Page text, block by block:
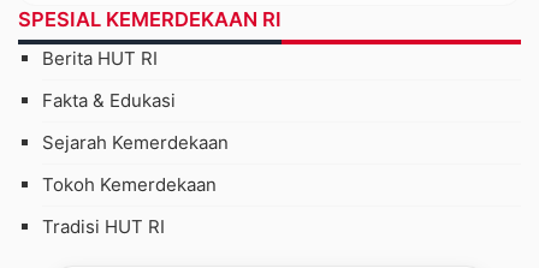
SPESIAL KEMERDEKAAN RI
Berita HUT RI
Fakta & Edukasi
Sejarah Kemerdekaan
Tokoh Kemerdekaan
Tradisi HUT RI